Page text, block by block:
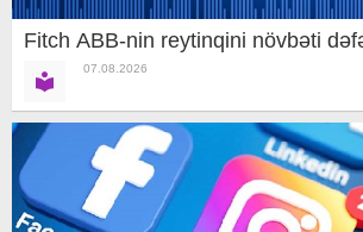
Fitch ABB-nin reytinqini növbəti
07.08.2026